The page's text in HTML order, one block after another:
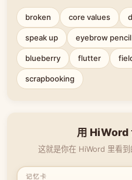
broken core values
speak up eyebrow pencil
blueberry flutter
scrapbooking
用 HiWord
这就是你在 HiWord 里看